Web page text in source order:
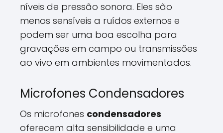
níveis de pressão sonora. Eles são
menos sensíveis a ruídos externos e
podem ser uma boa escolha para
gravações em campo ou transmissões
ao vivo em ambientes movimentados.
Microfones Condensadores
Os microfones condensadores
oferecem alta sensibilidade e uma